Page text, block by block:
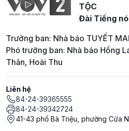
TỘC
Đài Tiếng
Trưởng ban: Nhà báo TUYẾT MAI
Phó trưởng ban: Nhà báo Hồng
Thân, Hoài Thu
Liên hệ
84-24-39365555
84-24-39342724
41-43 phố Bà Triệu, phường Cửa